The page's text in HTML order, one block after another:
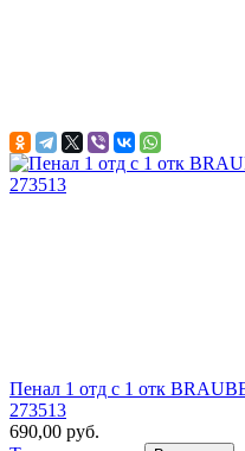
Пенал 1 отд с 1 отк
273513
690,00 руб.